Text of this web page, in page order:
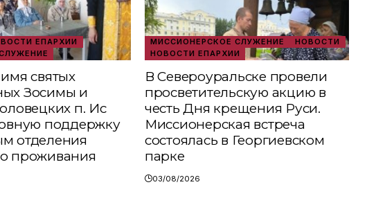
ЕПАРХИИ
святых
Зосимы и
п. Ис
поддержку
отделения
проживания
МИССИОНЕРСКОЕ СЛУЖЕНИЕ
НОВОСТИ
НОВОСТИ ЕПАРХИИ
В Североуральске провели
просветительскую акцию в
честь Дня крещения Руси.
Миссионерская встреча
состоялась в Георгиевском
парке
03/08/2026